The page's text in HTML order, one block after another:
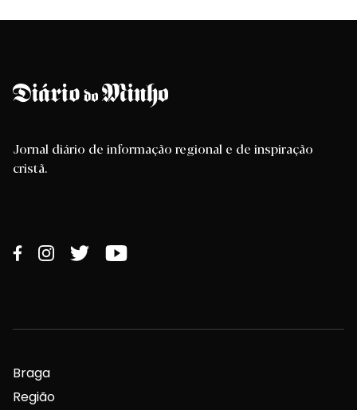
Jornal diário de informação regional e de inspiração
cristã.
Braga
Região